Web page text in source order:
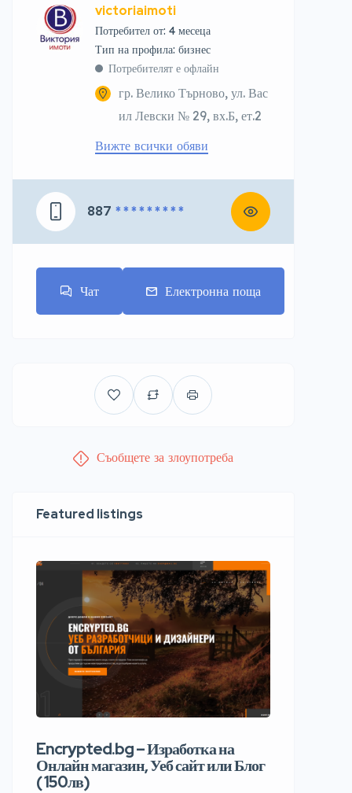
victoriaimoti
Потребител от: 4 месеца
тип на профила: бизнес
Потребителят е офлайн
гр. Велико Търново, ул. Вас
ил Левски № 29, вх.Б, ет.2
Вижте всички обяви
887 * * * * * * * * *
Чат Електронна поща
Съобщете за злоупотреба
Featured listings
Encrypted.bg – Изработка на
Онлайн магазин, Уеб сайт или Блог
( 150лв)